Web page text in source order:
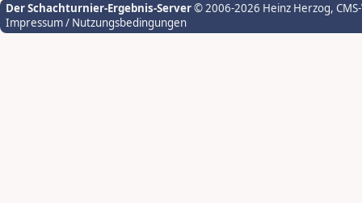
Der Schachturnier-Ergebnis-Server© 2006-2026 Heinz Herzog,
Impressum / Nutzungsbedingungen